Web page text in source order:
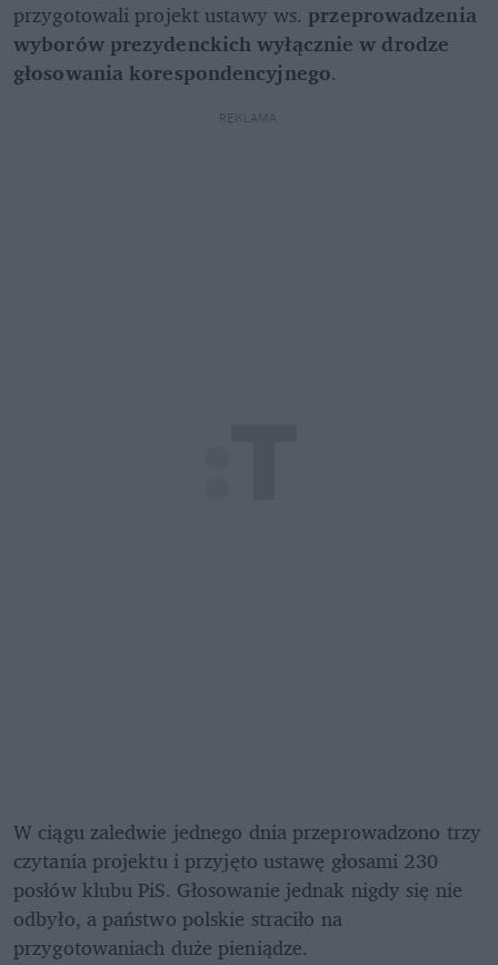
przygotowali projekt ustawy ws. przeprowadzenia
wyborów prezydenckich wyłącznie w drodze
głosowania korespondencyjnego.
REKLAMA
W ciągu zaledwie jednego dnia przeprowadzono trzy
czytania projektu i przyjęto ustawę głosami 230
posłów klubu PiS. Głosowanie jednak nigdy się nie
odbyło, a państwo polskie straciło na
przygotowaniach duże pieniądze.